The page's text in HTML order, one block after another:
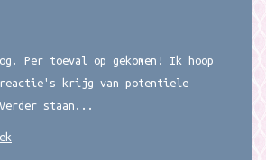
Per toeval op gekomen! Ik hoop
reactie's krijg van potentiele
staan...